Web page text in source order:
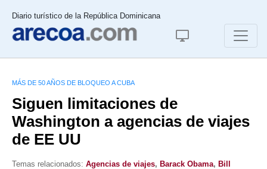
Diario turístico de la República Dominicana
MÁS DE 50 AÑOS DE BLOQUEO A CUBA
Siguen limitaciones de
Washington a agencias de viajes
de EE UU
Temas relacionados: Agencias de viajes, Barack Obama, Bill